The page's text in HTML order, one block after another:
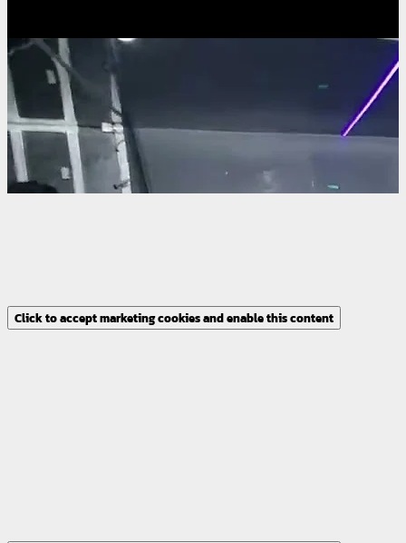
Click to accept marketing cookies and enable this content